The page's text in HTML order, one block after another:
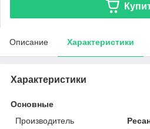
Описание Характеристики
Характеристики
Основные
Производитель